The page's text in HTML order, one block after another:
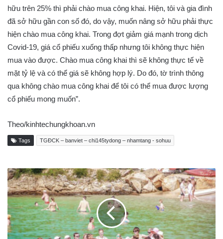
hữu trên 25% thì phải chào mua công khai. Hiện, tôi và gia đình
đã sở hữu gần con số đó, do vậy, muốn nâng sở hữu phải thực
hiện chào mua công khai. Trong đợt giảm giá mạnh trong dịch
Covid-19, giá cổ phiếu xuống thấp nhưng tôi không thực hiện
mua vào được. Chào mua công khai thì sẽ không thực tế về
mặt tỷ lệ và có thể giá sẽ không hợp lý. Do đó, tờ trình thông
qua không chào mua công khai để tôi có thể mua được lượng
cổ phiếu mong muốn”.
Theo/kinhtechungkhoan.vn
Tags TGĐCK – banviet – chi145tydong – nhamtang - sohuu